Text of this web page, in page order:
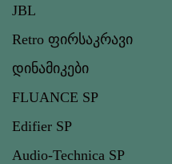
JBL
Retro ფირსაკრავი
დინამიკები
FLUANCE SP
Edifier SP
Audio-Technica SP